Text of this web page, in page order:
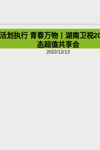
划执行 青春万物丨湖南卫视
态超值共享会
2022/12/13